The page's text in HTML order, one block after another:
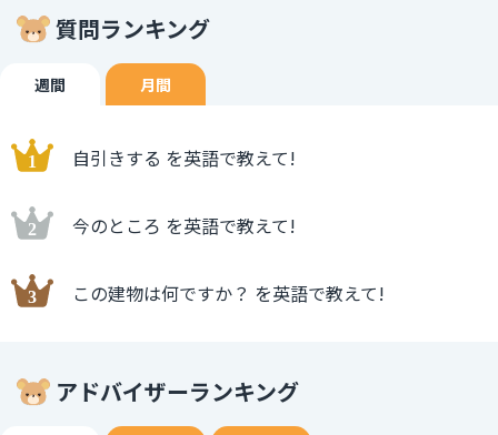
質問ランキング
週間 月間
自引きする を英語で教えて!
今のところ を英語で教えて!
この建物は何ですか？ を英語で教えて!
アドバイザーランキング